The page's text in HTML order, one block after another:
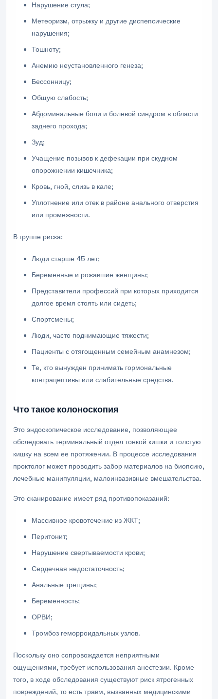
Нарушение стула;
Метеоризм, отрыжку и другие диспепсические
нарушения;
Тошноту;
Анемию неустановленного генеза;
Бессонницу;
Общую слабость;
Абдоминальные боли и болевой синдром в области
заднего прохода;
Зуд;
Учащение позывов к дефекации при скудном
опорожнении кишечника;
Кровь, гной, слизь в кале;
Уплотнение или отек в районе анального отверстия
или промежности.
В группе риска:
Люди старше 45 лет;
Беременные и рожавшие женщины;
Представители профессий при которых приходится
долгое время стоять или сидеть;
Спортсмены;
Люди, часто поднимающие тяжести;
Пациенты с отягощенным семейным анамнезом;
Те, кто вынужден принимать гормональные
контрацептивы или слабительные средства.
Что такое колоноскопия
Это эндоскопическое исследование, позволяющее
обследовать терминальный отдел тонкой кишки и толстую
кишку на всем ее протяжении. В процессе исследования
проктолог может проводить забор материалов на биопсию,
лечебные манипуляции, малоинвазивные вмешательства.
Это сканирование имеет ряд противопоказаний:
Массивное кровотечение из ЖКТ;
Перитонит;
Нарушение свертываемости крови;
Сердечная недостаточность;
Анальные трещины;
Беременность;
ОРВИ;
Тромбоз геморроидальных узлов.
Поскольку оно сопровождается неприятными
ощущениями, требует использования анестезии. Кроме
того, в ходе обследования существуют риск ятрогенных
повреждений, то есть травм, вызванных медицинскими